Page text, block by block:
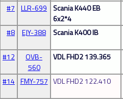
#7
LLR-699
Scania K440 EB
6x2*4
#8
EJY-388 Scania K400 IB
#12
OVB-
560
VDL FHD2 139.365
#14 FMY-757 VDL FHD2 122.410